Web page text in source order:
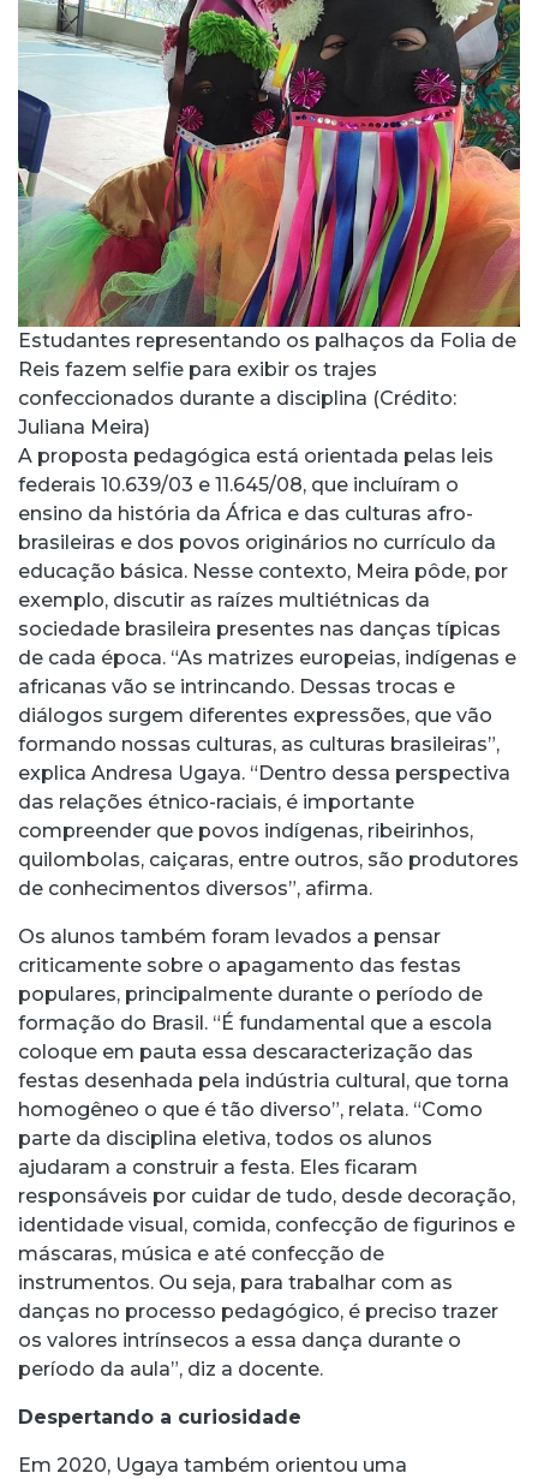
Estudantes representando os palhaços da Folia de
Reis fazem selfie para exibir os trajes
confeccionados durante a disciplina (Crédito:
Juliana Meira)
A proposta pedagógica está orientada pelas leis
federais 10.639/03 e 11.645/08, que incluíram o
ensino da história da África e das culturas afro-
brasileiras e dos povos originários no currículo da
educação básica. Nesse contexto, Meira pôde, por
exemplo, discutir as raízes multiétnicas da
sociedade brasileira presentes nas danças típicas
de cada época. “As matrizes europeias, indígenas e
africanas vão se intrincando. Dessas trocas e
diálogos surgem diferentes expressões, que vão
formando nossas culturas, as culturas brasileiras”,
explica Andresa Ugaya. “Dentro dessa perspectiva
das relações étnico-raciais, é importante
compreender que povos indígenas, ribeirinhos,
quilombolas, caiçaras, entre outros, são produtores
de conhecimentos diversos”, afirma.
Os alunos também foram levados a pensar
criticamente sobre o apagamento das festas
populares, principalmente durante o período de
formação do Brasil. “É fundamental que a escola
coloque em pauta essa descaracterização das
festas desenhada pela indústria cultural, que torna
homogêneo o que é tão diverso”, relata. “Como
parte da disciplina eletiva, todos os alunos
ajudaram a construir a festa. Eles ficaram
responsáveis por cuidar de tudo, desde decoração,
identidade visual, comida, confecção de figurinos e
máscaras, música e até confecção de
instrumentos. Ou seja, para trabalhar com as
danças no processo pedagógico, é preciso trazer
os valores intrínsecos a essa dança durante o
período da aula”, diz a docente.
Despertando a curiosidade
Em 2020, Ugaya também orientou uma